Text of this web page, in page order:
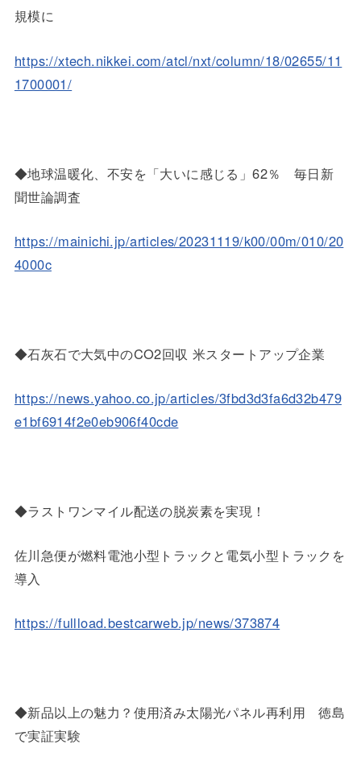
規模に
https://xtech.nikkei.com/atcl/nxt/column/18/02655/11
1700001/
◆地球温暖化、不安を「大いに感じる」62％ 毎日新
聞世論調査
https://mainichi.jp/articles/20231119/k00/00m/010/20
4000c
◆石灰石で大気中のCO2回収 米スタートアップ企業
https://news.yahoo.co.jp/articles/3fbd3d3fa6d32b479
e1bf6914f2e0eb906f40cde
◆ラストワンマイル配送の脱炭素を実現！
佐川急便が燃料電池小型トラックと電気小型トラックを
導入
https://fullload.bestcarweb.jp/news/373874
◆新品以上の魅力？使用済み太陽光パネル再利用 徳島
で実証実験